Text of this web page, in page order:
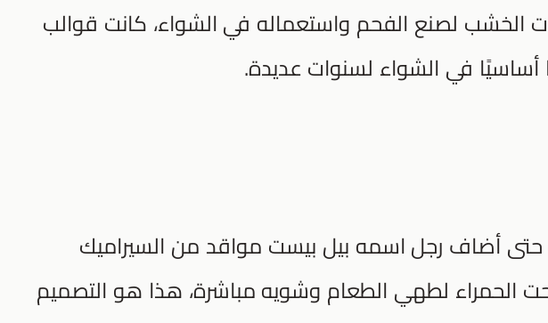
لصنع الفحم واستعماله في الشواء، كانت قوالب
أساسيًا في الشواء لسنوات عديدة.
حتى أضاف رجل اسمه بيل بيست مواقد من السيراميك
الحمراء لطهي الطعام وشويه مباشرة، هذا هو التصميم